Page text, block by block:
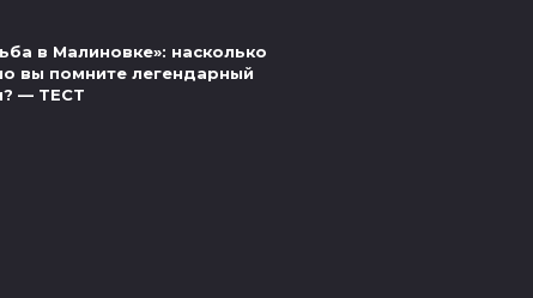
в Малиновке»: насколько
вы помните легендарный
— ТЕСТ